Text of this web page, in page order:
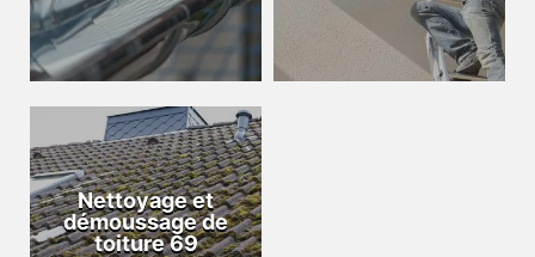
Nettoyage et
démoussage de
toiture 69